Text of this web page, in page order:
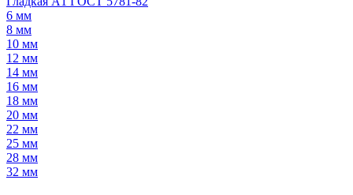
6 мм
8 мм
10 мм
12 мм
14 мм
16 мм
18 мм
20 мм
22 мм
25 мм
28 мм
32 мм